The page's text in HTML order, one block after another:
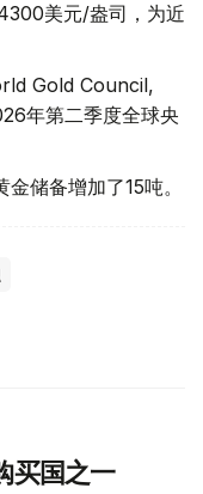
美元/盎司，为近
Gold Council,
年第二季度全球央
储备增加了15吨。
买国之一